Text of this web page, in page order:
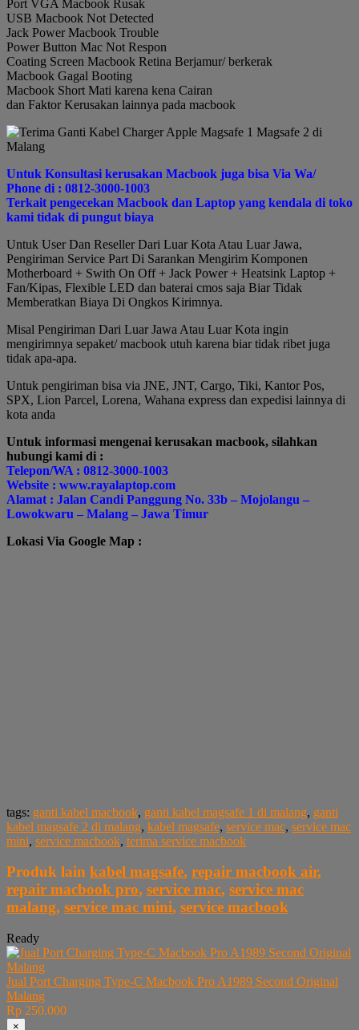
Port VGA Macbook Rusak
USB Macbook Not Detected
Jack Power Macbook Trouble
Power Button Mac Not Respon
Coating Screen Macbook Retina Berjamur/ berkerak
Macbook Gagal Booting
Macbook Short Mati karena kena Cairan
dan Faktor Kerusakan lainnya pada macbook
Untuk Konsultasi kerusakan Macbook juga bisa Via Wa/
Phone di : 0812-3000-1003
Terkait pengecekan Macbook dan Laptop yang kendala di toko
kami tidak di pungut biaya
Untuk User Dan Reseller Dari Luar Kota Atau Luar Jawa,
Pengiriman Service Part Di Sarankan Mengirim Komponen
Motherboard + Swith On Off + Jack Power + Heatsink Laptop +
Fan/Kipas, Flexible LED dan baterai cmos saja Biar Tidak
Memberatkan Biaya Di Ongkos Kirimnya.
Misal Pengiriman Dari Luar Jawa Atau Luar Kota ingin
mengirimnya sepaket/ macbook utuh karena biar tidak ribet juga
tidak apa-apa.
Untuk pengiriman bisa via JNE, JNT, Cargo, Tiki, Kantor Pos,
SPX, Lion Parcel, Lorena, Wahana express dan expedisi lainnya di
kota anda
Untuk informasi mengenai kerusakan macbook, silahkan
hubungi kami di :
Telepon/WA : 0812-3000-1003
Website : www.rayalaptop.com
Alamat : Jalan Candi Panggung No. 33b – Mojolangu –
Lowokwaru – Malang – Jawa Timur
Lokasi Via Google Map :
tags: ganti kabel macbook, ganti kabel magsafe 1 di malang, ganti
kabel magsafe 2 di malang, kabel magsafe, service mac, service mac
mini, service macbook, terima service macbook
Produk lain kabel magsafe, repair macbook air,
repair macbook pro, service mac, service mac
malang, service mac mini, service macbook
Ready
Jual Port Charging Type-C Macbook Pro A1989 Second Original
Malang
Rp 250.000
×